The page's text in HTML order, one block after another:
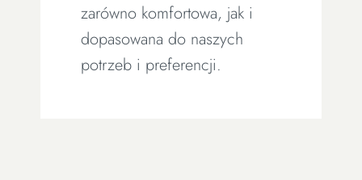
zarówno komfortowa, jak i
dopasowana do naszych
potrzeb i preferencji.